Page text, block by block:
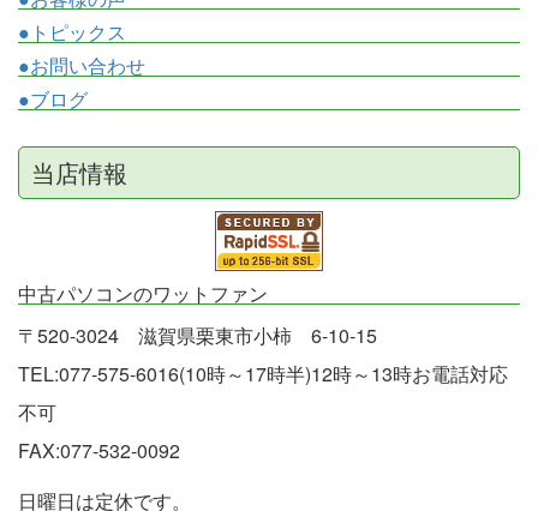
●トピックス
●お問い合わせ
●ブログ
当店情報
中古パソコンのワットファン
〒520-3024 滋賀県栗東市小柿 6-10-15
TEL:077-575-6016(10時～17時半)12時～13時お電話対応
不可
FAX:077-532-0092
日曜日は定休です。